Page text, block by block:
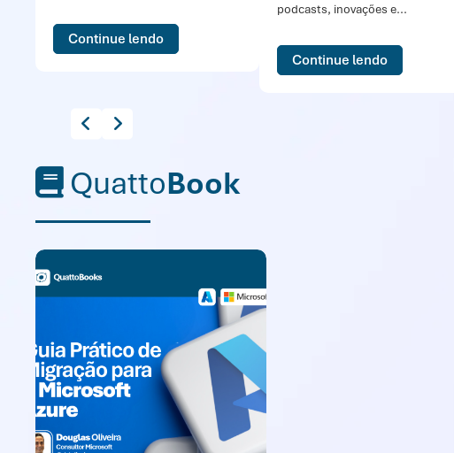
Continue lendo
podcasts, inovações e...
Continue lendo
QuattoBook